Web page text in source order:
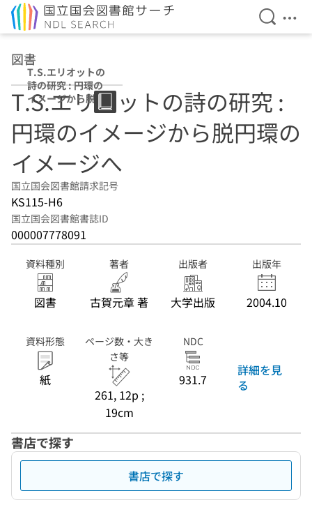
検索を
メ
図書
T.S.エリオットの
詩の研究 : 円環の
イメージから脱円
環のイメージへ
T.S.エリオットの詩の研究 :
円環のイメージから脱円環の
イメージへ
国立国会図書館請求記号
KS115-H6
国立国会図書館書誌ID
000007778091
資料種別
図書
著者
古賀元章 著
出版者
大学出版
出版年
2004.10
資料形態
紙
ページ数・大き
さ等
261, 12p ;
19cm
NDC
931.7
詳細を見
る
書店で探す
書店で探す